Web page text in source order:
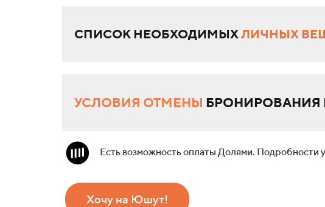
СПИСОК НЕОБХОДИМЫХЛИЧНЫХ
УСЛОВИЯ ОТМЕНЫ БРОНИРОВАНИЯ
Есть возможность оплаты Долями. Подробности
Хочу на Юшут!